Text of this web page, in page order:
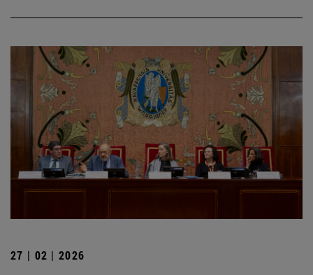
27 | 02 | 2026